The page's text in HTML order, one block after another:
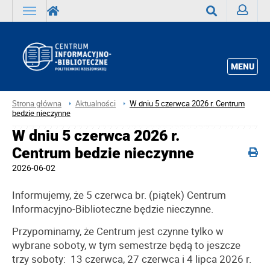
MENU
Strona główna Aktualności
W dniu 5 czerwca 2026 r. Centrum
bedzie nieczynne
W dniu 5 czerwca 2026 r.
Centrum bedzie nieczynne
2026-06-02
Informujemy, że 5 czerwca br. (piątek) Centrum
Informacyjno-Biblioteczne będzie nieczynne.
Przypominamy, że Centrum jest czynne tylko w
wybrane soboty, w tym semestrze będą to jeszcze
trzy soboty: 13 czerwca, 27 czerwca i 4 lipca 2026 r.